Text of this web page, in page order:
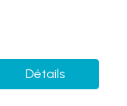
Détails